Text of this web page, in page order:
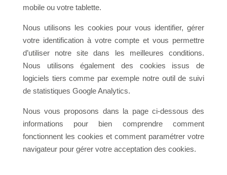
mobile ou votre tablette.
Nous utilisons les cookies pour vous identifier, gérer
votre identification à votre compte et vous permettre
d’utiliser notre site dans les meilleures conditions.
Nous utilisons également des cookies issus de
logiciels tiers comme par exemple notre outil de suivi
de statistiques Google Analytics.
Nous vous proposons dans la page ci-dessous des
informations pour bien comprendre comment
fonctionnent les cookies et comment paramétrer votre
navigateur pour gérer votre acceptation des cookies.